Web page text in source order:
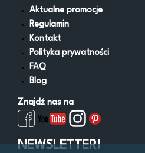
Aktualne promocje
Regulamin
Kontakt
Polityka prywatności
FAQ
Blog
Znajdź nas na
NEWSLETTER!